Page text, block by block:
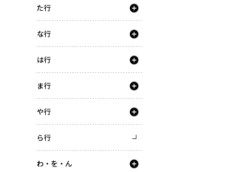
た行
な行
は行
ま行
や行
ら行
わ・を・ん